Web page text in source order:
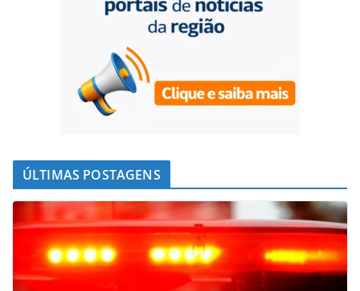
ÚLTIMAS POSTAGENS